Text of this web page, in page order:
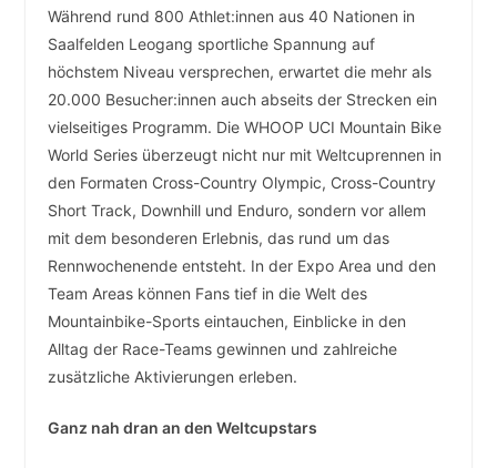
Während rund 800 Athlet:innen aus 40 Nationen in
Saalfelden Leogang sportliche Spannung auf
höchstem Niveau versprechen, erwartet die mehr als
20.000 Besucher:innen auch abseits der Strecken ein
vielseitiges Programm. Die WHOOP UCI Mountain Bike
World Series überzeugt nicht nur mit Weltcuprennen in
den Formaten Cross-Country Olympic, Cross-Country
Short Track, Downhill und Enduro, sondern vor allem
mit dem besonderen Erlebnis, das rund um das
Rennwochenende entsteht. In der Expo Area und den
Team Areas können Fans tief in die Welt des
Mountainbike-Sports eintauchen, Einblicke in den
Alltag der Race-Teams gewinnen und zahlreiche
zusätzliche Aktivierungen erleben.
Ganz nah dran an den Weltcupstars